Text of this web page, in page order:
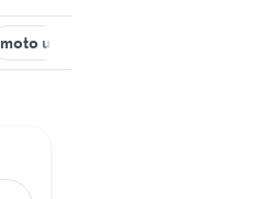
moto usate monsano